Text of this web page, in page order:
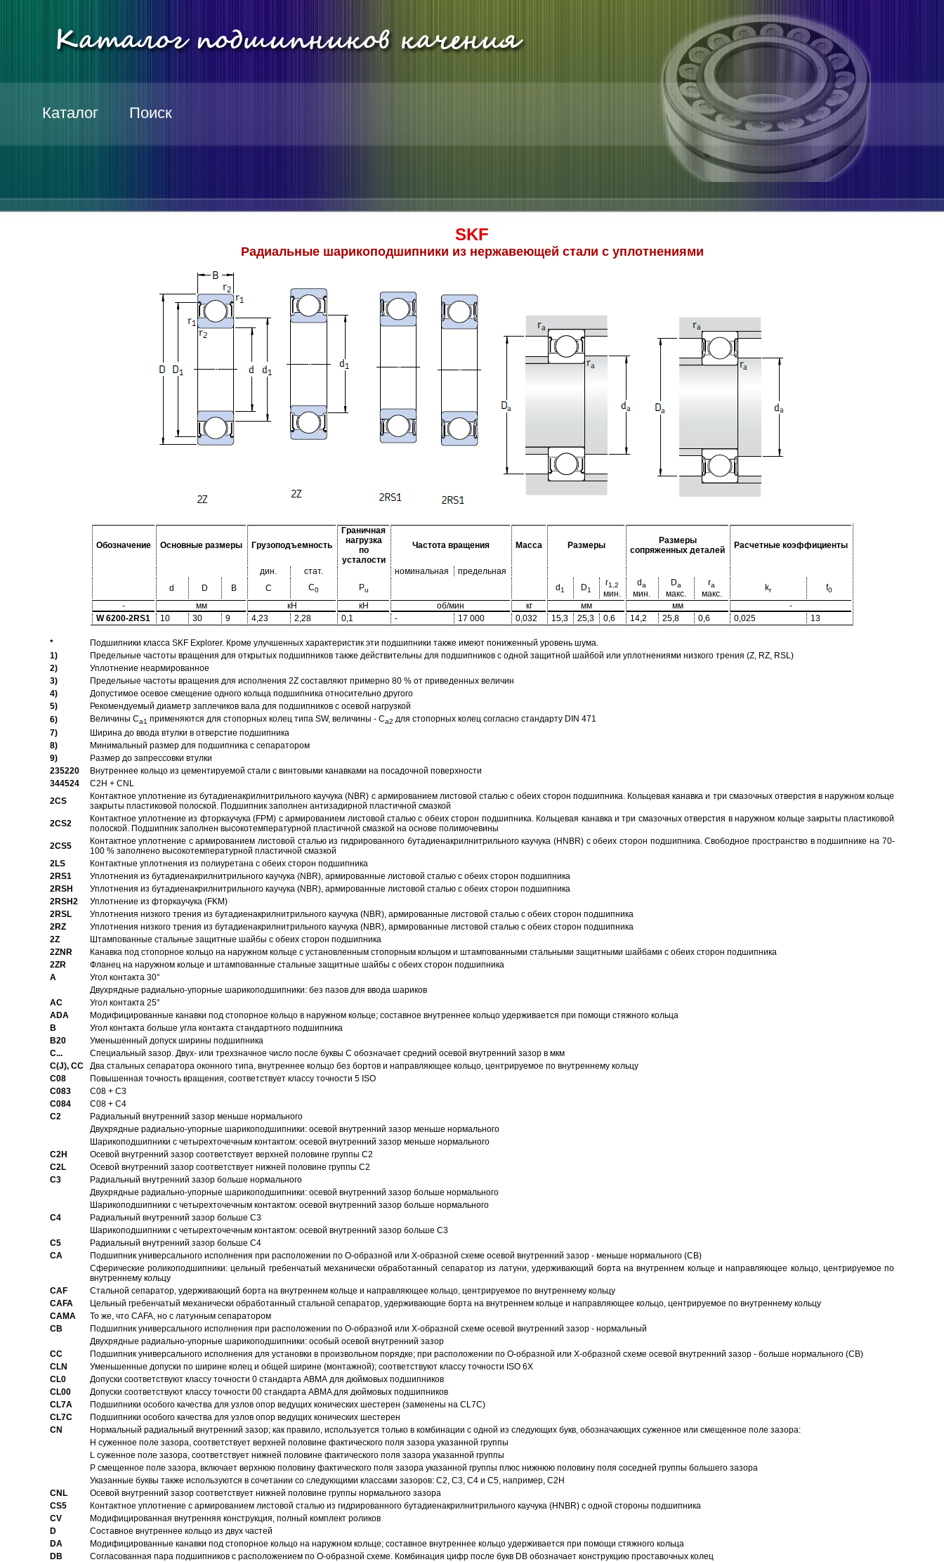
Каталог Поиск
SKF
Радиальные шарикоподшипники из нержавеющей стали с уплотнениями
Обозначение Основные размеры Грузоподъемность
Граничная
нагрузка
по
усталости
Частота вращения Масса Размеры
Размеры
сопряженных деталей
Расчетные коэффициенты
дин. стат. номинальная
предельная
d
D B C C0 Pu d1 D1
r1,2
мин.
da
мин.
Da
макс.
ra
макс.
kr f0
- мм кН кН об/мин кг мм мм
-
W 6200-2RS1
10 30 9 4,23 2,28 0,1 - 17 000 0,032 15,3 25,3 0,6 14,2 25,8 0,6 0,025 13
*
Подшипники класса SKF Explorer. Кроме улучшенных характеристик эти подшипники также имеют пониженный уровень шума.
1)
Предельные частоты вращения для открытых подшипников также действительны для подшипников с одной защитной шайбой или уплотнениями низкого трения (Z, RZ, RSL)
2)
Уплотнение неармированное
3)
Предельные частоты вращения для исполнения 2Z составляют примерно 80 % от приведенных величин
4)
Допустимое осевое смещение одного кольца подшипника относительно другого
5)
Рекомендуемый диаметр заплечиков вала для подшипников с осевой нагрузкой
6)
Величины Ca1 применяются для стопорных колец типа SW, величины - Ca2 для стопорных колец согласно стандарту DIN 471
7)
Ширина до ввода втулки в отверстие подшипника
8)
Минимальный размер для подшипника с сепаратором
9)
Размер до запрессовки втулки
235220
Внутреннее кольцо из цементируемой стали с винтовыми канавками на посадочной поверхности
344524
C2H + CNL
2CS
Контактное уплотнение из бутадиенакрилнитрильного каучука (NBR) с армированием листовой сталью с обеих сторон подшипника. Кольцевая канавка и три смазочных отверстия в наружном кольце
закрыты пластиковой полоской. Подшипник заполнен антизадирной пластичной смазкой
2CS2
Контактное уплотнение из фторкаучука (FPM) с армированием листовой сталью с обеих сторон подшипника. Кольцевая канавка и три смазочных отверстия в наружном кольце закрыты пластиковой
полоской. Подшипник заполнен высокотемпературной пластичной смазкой на основе полимочевины
2CS5
Контактное уплотнение с армированием листовой сталью из гидрированного бутадиенакрилнитрильного каучука (HNBR) с обеих сторон подшипника. Свободное пространство в подшипнике на 70-
100 % заполнено высокотемпературной пластичной смазкой
2LS
Контактные уплотнения из полиуретана с обеих сторон подшипника
2RS1
Уплотнения из бутадиенакрилнитрильного каучука (NBR), армированные листовой сталью с обеих сторон подшипника
2RSH
Уплотнения из бутадиенакрилнитрильного каучука (NBR), армированные листовой сталью с обеих сторон подшипника
2RSH2
Уплотнение из фторкаучука (FKM)
2RSL
Уплотнения низкого трения из бутадиенакрилнитрильного каучука (NBR), армированные листовой сталью с обеих сторон подшипника
2RZ
Уплотнения низкого трения из бутадиенакрилнитрильного каучука (NBR), армированные листовой сталью с обеих сторон подшипника
2Z
Штампованные стальные защитные шайбы с обеих сторон подшипника
2ZNR
Канавка под стопорное кольцо на наружном кольце с установленным стопорным кольцом и штампованными стальными защитными шайбами с обеих сторон подшипника
2ZR
Фланец на наружном кольце и штампованные стальные защитные шайбы с обеих сторон подшипника
A
Угол контакта 30°
Двухрядные радиально-упорные шарикоподшипники: без пазов для ввода шариков
AC
Угол контакта 25°
ADA
Модифицированные канавки под стопорное кольцо в наружном кольце; составное внутреннее кольцо удерживается при помощи стяжного кольца
B
Угол контакта больше угла контакта стандартного подшипника
B20
Уменьшенный допуск ширины подшипника
C...
Специальный зазор. Двух- или трехзначное число после буквы С обозначает средний осевой внутренний зазор в мкм
C(J), CC
Два стальных сепаратора оконного типа, внутреннее кольцо без бортов и направляющее кольцо, центрируемое по внутреннему кольцу
C08
Повышенная точность вращения, соответствует классу точности 5 ISO
C083
C08 + C3
C084
C08 + C4
C2
Pадиальный внутренний зазор меньше нормального
Двухрядные радиально-упорные шарикоподшипники: осевой внутренний зазор меньше нормального
Шарикоподшипники с четырехточечным контактом: осевой внутренний зазор меньше нормального
C2H
Осевой внутренний зазор соответствует верхней половине группы C2
C2L
Осевой внутренний зазор соответствует нижней половине группы C2
C3
Pадиальный внутренний зазор больше нормального
Двухрядные радиально-упорные шарикоподшипники: осевой внутренний зазор больше нормального
Шарикоподшипники с четырехточечным контактом: осевой внутренний зазор больше нормального
C4
Pадиальный внутренний зазор больше C3
Шарикоподшипники с четырехточечным контактом: осевой внутренний зазор больше C3
C5
Pадиальный внутренний зазор больше C4
CA
Подшипник универсального исполнения при расположении по О-образной или Х-образной схеме осевой внутренний зазор - меньше нормального (CB)
Сферические роликоподшипники: цельный гребенчатый механически обработанный сепаратор из латуни, удерживающий борта на внутреннем кольце и направляющее кольцо, центрируемое по
внутреннему кольцу
CAF
Стальной сепаратор, удерживающий борта на внутреннем кольце и направляющее кольцо, центрируемое по внутреннему кольцу
CAFA
Цельный гребенчатый механически обработанный стальной сепаратор, удерживающие борта на внутреннем кольце и направляющее кольцо, центрируемое по внутреннему кольцу
CAMA
То же, что CAFA, но с латунным сепаратором
CB
Подшипник универсального исполнения при расположении по О-образной или Х-образной схеме осевой внутренний зазор - нормальный
Двухрядные радиально-упорные шарикоподшипники: особый осевой внутренний зазор
CC
Подшипник универсального исполнения для установки в произвольном порядке; при расположении по О-образной или Х-образной схеме осевой внутренний зазор - больше нормального (CB)
CLN
Уменьшенные допуски по ширине колец и общей ширине (монтажной); соответствуют классу точности ISO 6X
CL0
Допуски соответствуют классу точности 0 стандарта АВМА для дюймовых подшипников
CL00
Допуски соответствуют классу точности 00 стандарта ABMA для дюймовых подшипников
CL7A
Подшипники особого качества для узлов опор ведущих конических шестерен (заменены на CL7C)
CL7C
Подшипники особого качества для узлов опор ведущих конических шестерен
CN
Hормальный радиальный внутренний зазор; как правило, используется только в комбинации с одной из следующих букв, обозначающих суженное или смещенное поле зазора:
H суженное поле зазора, соответствует верхней половине фактического поля зазора указанной группы
L суженное поле зазора, соответствует нижней половине фактического поля зазора указанной группы
P смещенное поле зазора, включает верхнюю половину фактического поля зазора указанной группы плюс нижнюю половину поля соседней группы большего зазора
Указанные буквы также используются в сочетании со следующими классами зазоров: С2, C3, С4 и С5, например, С2Н
CNL
Осевой внутренний зазор соответствует нижней половине группы нормального зазора
CS5
Контактное уплотнение с армированием листовой сталью из гидрированного бутадиенакрилнитрильного каучука (HNBR) с одной стороны подшипника
CV
Модифицированная внутренняя конструкция, полный комплект роликов
D
Составное внутреннее кольцо из двух частей
DA
Модифицированные канавки под стопорное кольцо на наружном кольце; составное внутреннее кольцо удерживается при помощи стяжного кольца
DB
Согласованная пара подшипников с расположением по О-образной схеме. Комбинация цифр после букв DB обозначает конструкцию проставочных колец